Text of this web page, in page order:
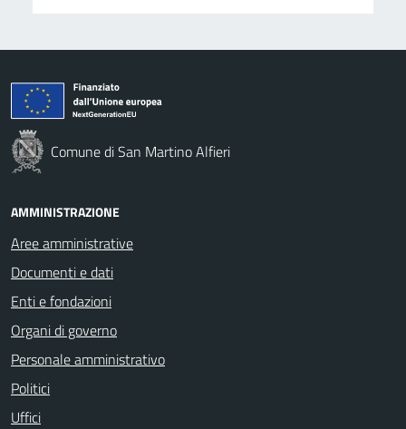
Comune di San Martino Alfieri
AMMINISTRAZIONE
Aree amministrative
Documenti e dati
Enti e fondazioni
Organi di governo
Personale amministrativo
Politici
Uffici